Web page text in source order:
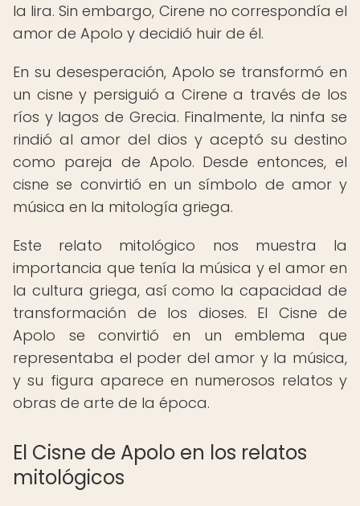
la lira. Sin embargo, Cirene no correspondía el
amor de Apolo y decidió huir de él.
En su desesperación, Apolo se transformó en
un cisne y persiguió a Cirene a través de los
ríos y lagos de Grecia. Finalmente, la ninfa se
rindió al amor del dios y aceptó su destino
como pareja de Apolo. Desde entonces, el
cisne se convirtió en un símbolo de amor y
música en la mitología griega.
Este relato mitológico nos muestra la
importancia que tenía la música y el amor en
la cultura griega, así como la capacidad de
transformación de los dioses. El Cisne de
Apolo se convirtió en un emblema que
representaba el poder del amor y la música,
y su figura aparece en numerosos relatos y
obras de arte de la época.
El Cisne de Apolo en los relatos
mitológicos